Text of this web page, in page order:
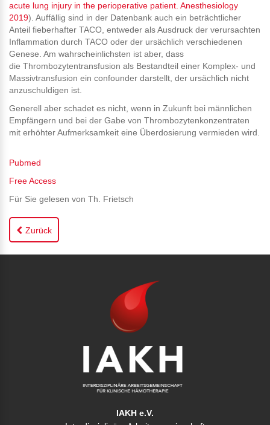
acute lung injury in the perioperative patient. Anesthesiology
2019). Auffällig sind in der Datenbank auch ein beträchtlicher
Anteil fieberhafter TACO, entweder als Ausdruck der verursachten
Inflammation durch TACO oder der ursächlich verschiedenen
Genese. Am wahrscheinlichsten ist aber, dass
die Thrombozytentransfusion als Bestandteil einer Komplex- und
Massivtransfusion ein confounder darstellt, der ursächlich nicht
anzuschuldigen ist.
Generell aber schadet es nicht, wenn in Zukunft bei männlichen
Empfängern und bei der Gabe von Thrombozytenkonzentraten
mit erhöhter Aufmerksamkeit eine Überdosierung vermieden wird.
Pubmed
Free Access
Für Sie gelesen von Th. Frietsch
Zurück
IAKH e.V.